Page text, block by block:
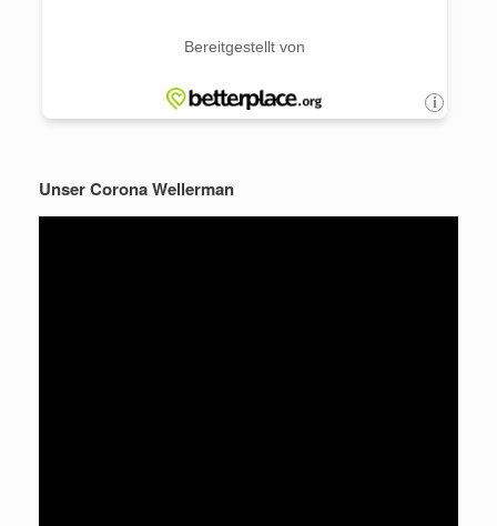
Unser Corona Wellerman